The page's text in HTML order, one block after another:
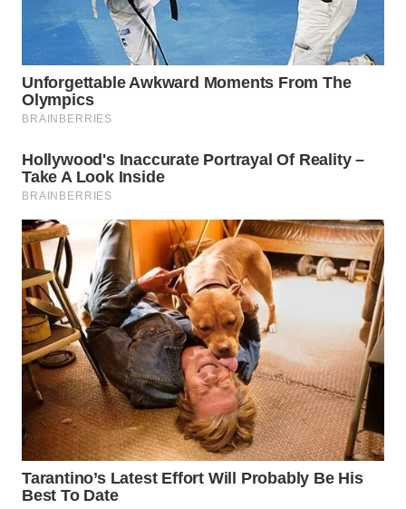
WN
SIMALUNGUN
WN
LABUHANBATU
WN
TAPANULI
TENGAH
WN DELI
SERDANG
WN
TEBING
TINGGI
WN
PAKPAK
WN
KARAWANG